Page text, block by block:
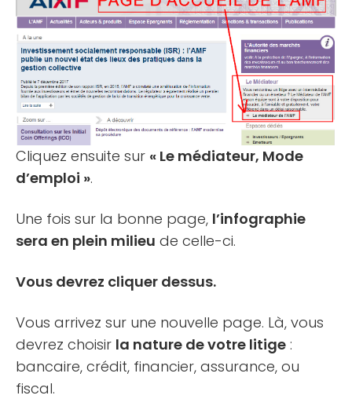
Cliquez ensuite sur « Le médiateur, Mode
d’emploi ».
Une fois sur la bonne page, l’infographie
sera en plein milieu de celle-ci.
Vous devrez cliquer dessus.
Vous arrivez sur une nouvelle page. Là, vous
devrez choisir la nature de votre litige :
bancaire, crédit, financier, assurance, ou
fiscal.